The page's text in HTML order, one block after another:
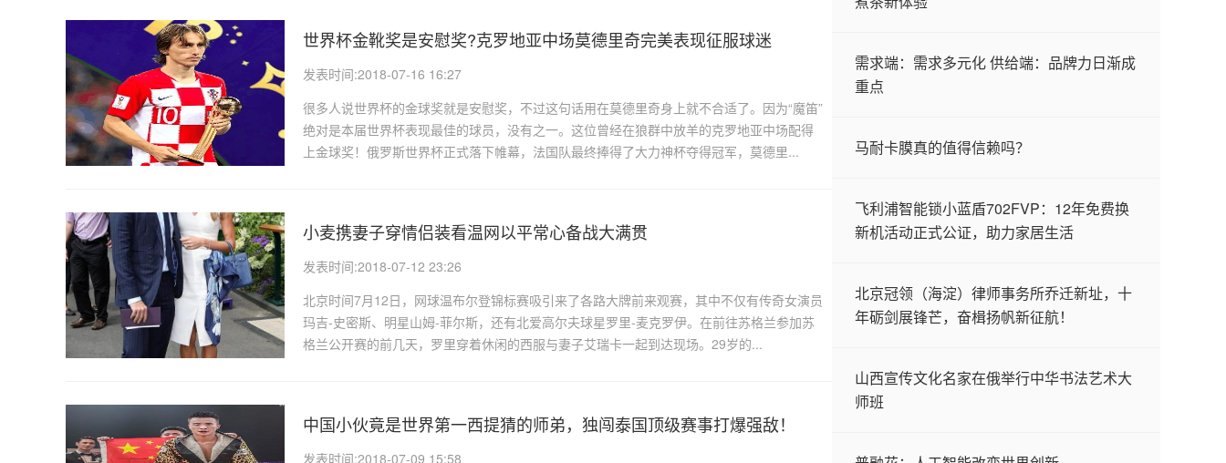
世界杯金靴奖是安慰奖?克罗地亚中场莫德里奇完美表现征服球迷
发表时间:2018-07-16 16:27
很多人说世界杯的金球奖就是安慰奖，不过这句话用在莫德里奇身上就不合适了。因为“魔笛”
绝对是本届世界杯表现最佳的球员，没有之一。这位曾经在狼群中放羊的克罗地亚中场配得
上金球奖！俄罗斯世界杯正式落下帷幕，法国队最终捧得了大力神杯夺得冠军，莫德里...
小麦携妻子穿情侣装看温网以平常心备战大满贯
发表时间:2018-07-12 23:26
北京时间7月12日，网球温布尔登锦标赛吸引来了各路大牌前来观赛，其中不仅有传奇女演员
玛吉-史密斯、明星山姆-菲尔斯，还有北爱高尔夫球星罗里-麦克罗伊。在前往苏格兰参加苏
格兰公开赛的前几天，罗里穿着休闲的西服与妻子艾瑞卡一起到达现场。29岁的...
中国小伙竟是世界第一西提猜的师弟，独闯泰国顶级赛事打爆强敌！
发表时间:2018-07-09 15:58
需求端：需求多元化 供给端：品牌力日渐成
重点
马耐卡膜真的值得信赖吗？
飞利浦智能锁小蓝盾702FVP：12年免费换
新机活动正式公证，助力家居生活
北京冠领（海淀）律师事务所乔迁新址，十
年砺剑展锋芒，奋楫扬帆新征航！
山西宣传文化名家在俄举行中华书法艺术大
师班